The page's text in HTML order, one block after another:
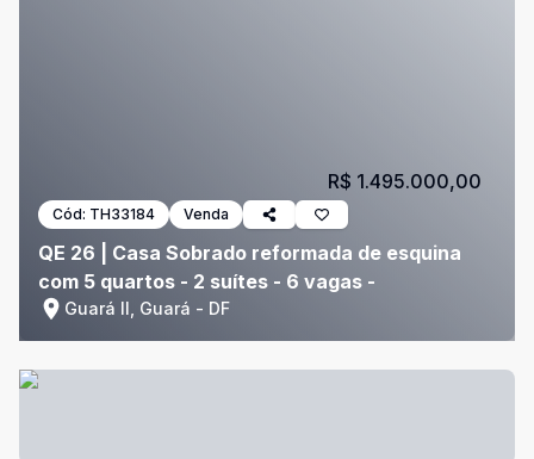
Cód: TH33184 Venda
QE 26 | Casa Sobrado reformada de esquina
com 5 quartos - 2 suítes - 6 vagas -
Guará II, Guará - DF
R$ 1.495.000,00